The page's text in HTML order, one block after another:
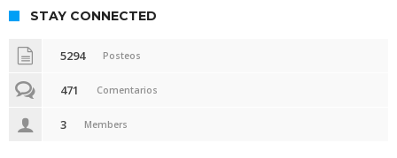
STAY CONNECTED
5294 Posteos
471 Comentarios
3 Members